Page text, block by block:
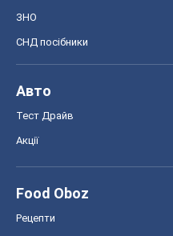
ЗНО
СНД посібники
Авто
Тест Драйв
Акції
Food Oboz
Рецепти